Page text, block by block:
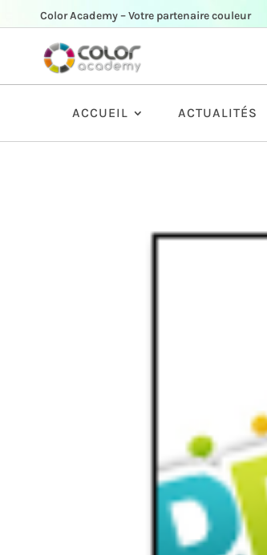
Color Academy – Votre partenaire couleur
ACCUEIL ACTUALITÉS